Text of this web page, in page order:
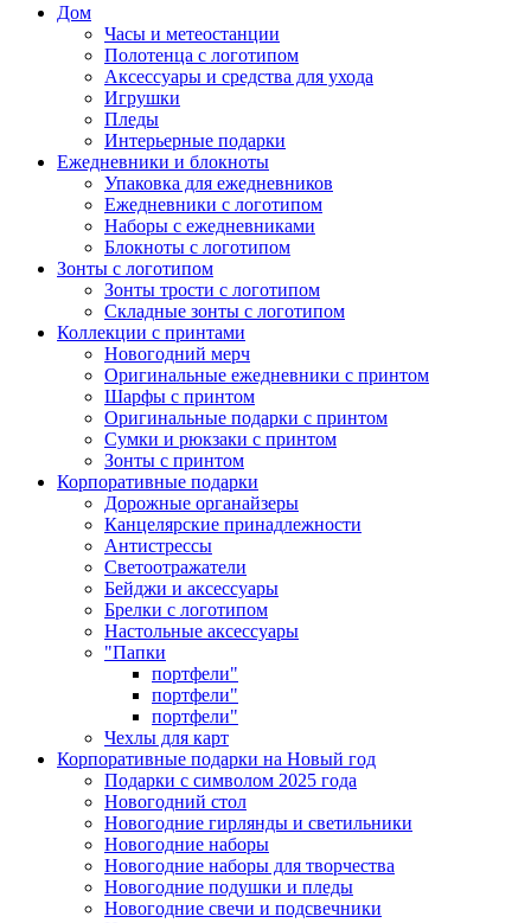
Дом
Часы и метеостанции
Полотенца с логотипом
Аксессуары и средства для ухода
Игрушки
Пледы
Интерьерные подарки
Ежедневники и блокноты
Упаковка для ежедневников
Ежедневники с логотипом
Наборы с ежедневниками
Блокноты с логотипом
Зонты с логотипом
Зонты трости с логотипом
Складные зонты с логотипом
Коллекции с принтами
Новогодний мерч
Оригинальные ежедневники с принтом
Шарфы с принтом
Оригинальные подарки с принтом
Сумки и рюкзаки с принтом
Зонты с принтом
Корпоративные подарки
Дорожные органайзеры
Канцелярские принадлежности
Антистрессы
Светоотражатели
Бейджи и аксессуары
Брелки с логотипом
Настольные аксессуары
"Папки
портфели"
портфели"
портфели"
Чехлы для карт
Корпоративные подарки на Новый год
Подарки с символом 2025 года
Новогодний стол
Новогодние гирлянды и светильники
Новогодние наборы
Новогодние наборы для творчества
Новогодние подушки и пледы
Новогодние свечи и подсвечники